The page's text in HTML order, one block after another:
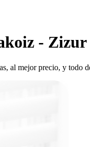
- Zizur
al mejor precio, y todo